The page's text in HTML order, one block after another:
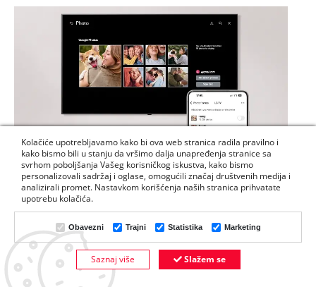
DODAJTE U KORPU
Lako pristupite Google slikama i
prikažite svoje uspomene
Bez po muke povežite nalog Google slika s TV uređajem pomoću
telefona. Lako personalizujte prostor pomoću sadržaja iz fototeke.
Kolačiće upotrebljavamo kako bi ova web stranica radila pravilno i
kako bismo bili u stanju da vršimo dalja unapređenja stranice sa
svrhom poboljšanja Vašeg korisničkog iskustva, kako bismo
personalizovali sadržaj i oglase, omogućili značaj društvenih medija i
analizirali promet. Nastavkom korišćenja naših stranica prihvatate
upotrebu kolačića.
Obavezni Trajni Statistika Marketing
Saznaj više Slažem se